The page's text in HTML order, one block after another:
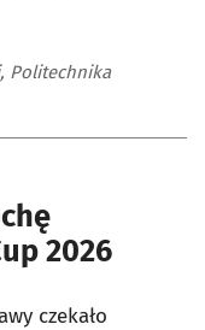
Politechnika
2026
czekało